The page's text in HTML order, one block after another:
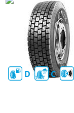
D C